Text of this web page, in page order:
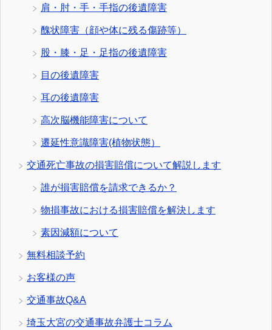
肩・肘・手・手指の後遺障害
醜状障害（顔や体に残る傷跡等）
股・膝・足・足指の後遺障害
目の後遺障害
耳の後遺障害
高次脳機能障害について
遷延性意識障害(植物状態）
交通死亡事故の損害賠償について解説します
誰が損害賠償を請求できるか？
物損事故における損害賠償を解決します
素因減額について
無料相談予約
お客様の声
交通事故Q&A
埼玉大宮の交通事故弁護士コラム